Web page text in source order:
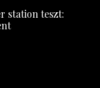
station teszt: